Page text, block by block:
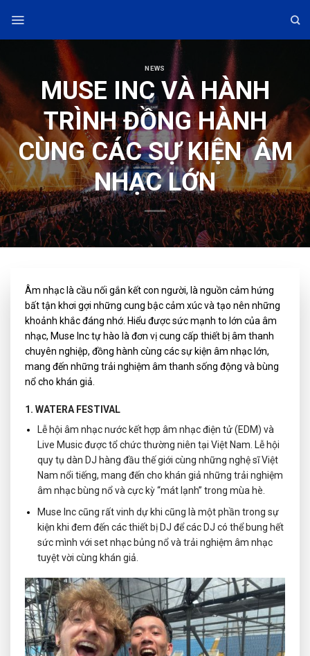
content
NEWS
MUSE INC VÀ HÀNH
TRÌNH ĐỒNG HÀNH
CÙNG CÁC SỰ KIỆN ÂM
NHẠC LỚN
Âm nhạc là cầu nối gắn kết con người, là nguồn cảm hứng
bất tận khơi gợi những cung bậc cảm xúc và tạo nên những
khoảnh khắc đáng nhớ. Hiểu được sức mạnh to lớn của âm
nhạc, Muse Inc tự hào là đơn vị cung cấp thiết bị âm thanh
chuyên nghiệp, đồng hành cùng các sự kiện âm nhạc lớn,
mang đến những trải nghiệm âm thanh sống động và bùng
nổ cho khán giả.
1. WATERA FESTIVAL
Lễ hội âm nhạc nước kết hợp âm nhạc điện tử (EDM) và
Live Music được tổ chức thường niên tại Việt Nam. Lễ hội
quy tụ dàn DJ hàng đầu thế giới cùng những nghệ sĩ Việt
Nam nổi tiếng, mang đến cho khán giả những trải nghiệm
âm nhạc bùng nổ và cực kỳ “mát lạnh” trong mùa hè.
Muse Inc cũng rất vinh dự khi cũng là một phần trong sự
kiện khi đem đến các thiết bị DJ để các DJ có thể bung hết
sức mình với set nhạc bủng nổ và trải nghiệm âm nhạc
tuyệt vời cùng khán giả.